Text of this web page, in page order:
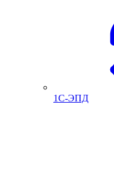
1С-ЭПД